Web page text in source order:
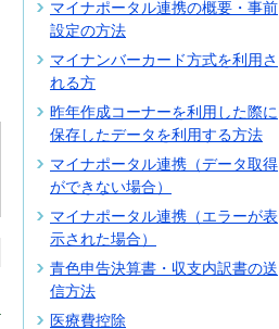
マイナポータル連携の概要・事前
設定の方法
マイナンバーカード方式を利用さ
れる方
昨年作成コーナーを利用した際に
保存したデータを利用する方法
マイナポータル連携（データ取得
ができない場合）
マイナポータル連携（エラーが表
示された場合）
青色申告決算書・収支内訳書の送
信方法
医療費控除